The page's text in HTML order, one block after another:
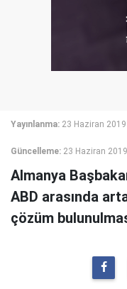
Yayınlanma: 23 Haziran
Güncelleme: 23 Haziran
Almanya
ABD arasında
çözüm